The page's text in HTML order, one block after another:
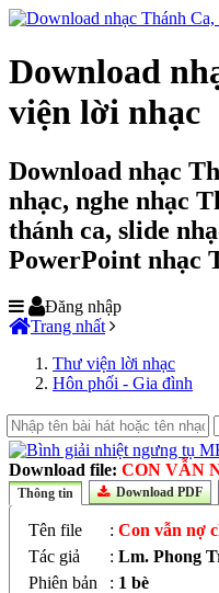
Download
viện lời nhạc
Download nhạc
nhạc, nghe nhạc
thánh ca, slide
PowerPoint nhạc
Đăng nhập
Trang nhất
Thư viện lời nhạc
Hôn phối - Gia đình
Download file: CON VẪN
Thông tin Download PDF
Tên file : Con vẫn nợ
Tác giả
: Lm. Phong
Phiên bản
: 1 bè